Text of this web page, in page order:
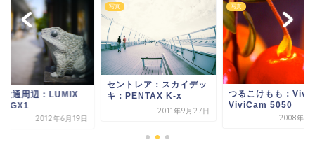
大通周辺：LUMIX
GX1
2012年6月19日
写真
セントレア：スカイデッ
キ：PENTAX K-x
2011年9月27日
写真
つるこけもも：
ViviCam 5050
2008年9